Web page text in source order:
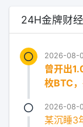
24H金牌财
2026-08-
曾开出
枚BTC
2026-08-
某沉睡3